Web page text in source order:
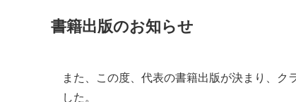
書籍出版のお知らせ
また、この度、代表の書籍出版が決まり、
した。